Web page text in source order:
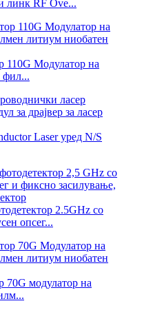
линк RF Ove...
110G Модулатор на
фил...
Laser уред N/S
2.5GHz со
опсег...
70G модулатор на